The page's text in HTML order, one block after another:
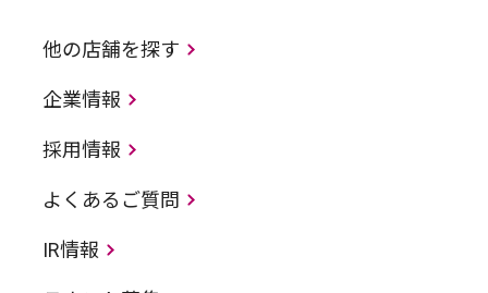
他の店舗を探す
企業情報
採用情報
よくあるご質問
IR情報